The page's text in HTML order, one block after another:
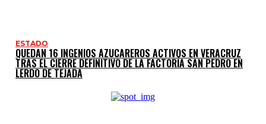
ESTADO
QUEDAN 16 INGENIOS AZUCAREROS ACTIVOS EN VERACRUZ
TRAS EL CIERRE DEFINITIVO DE LA FACTORÍA SAN PEDRO EN
LERDO DE TEJADA